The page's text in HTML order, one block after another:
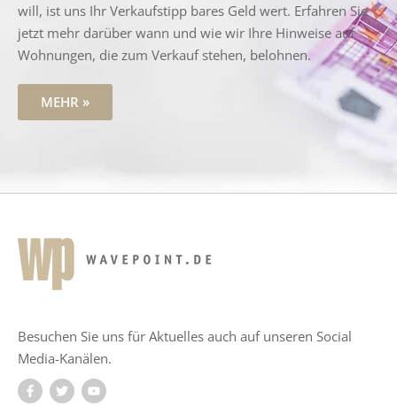
will, ist uns Ihr Verkaufstipp bares Geld wert. Erfahren Sie
jetzt mehr darüber wann und wie wir Ihre Hinweise auf
Wohnungen, die zum Verkauf stehen, belohnen.
MEHR »
Besuchen Sie uns für Aktuelles auch auf unseren Social
Media-Kanälen.